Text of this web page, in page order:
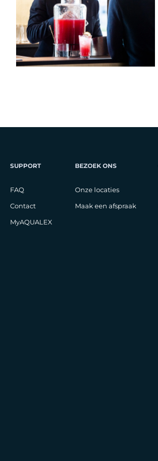
SUPPORT
FAQ
Contact
MyAQUALEX
BEZOEK ONS
Onze locaties
Maak een afspraak